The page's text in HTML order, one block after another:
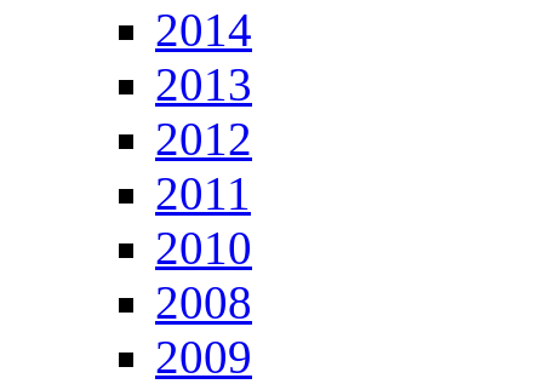
2014
2013
2012
2011
2010
2008
2009